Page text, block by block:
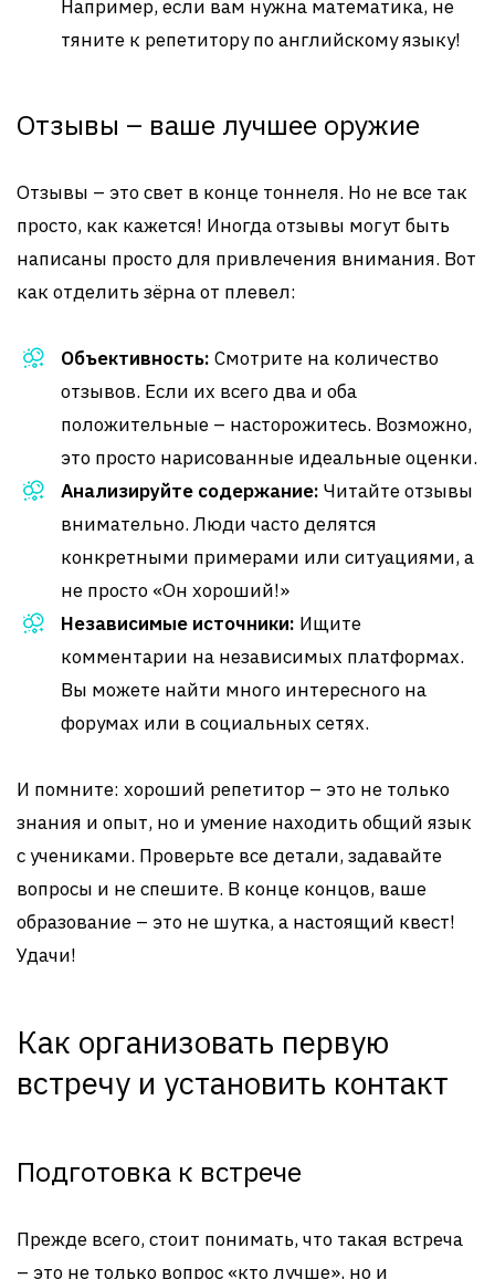
Например, если вам нужна математика, не
тяните к репетитору по английскому языку!
Отзывы – ваше лучшее оружие
Отзывы – это свет в конце тоннеля. Но не все так
просто, как кажется! Иногда отзывы могут быть
написаны просто для привлечения внимания. Вот
как отделить зёрна от плевел:
Объективность: Смотрите на количество
отзывов. Если их всего два и оба
положительные – насторожитесь. Возможно,
это просто нарисованные идеальные оценки.
Анализируйте содержание: Читайте отзывы
внимательно. Люди часто делятся
конкретными примерами или ситуациями, а
не просто «Он хороший!»
Независимые источники: Ищите
комментарии на независимых платформах.
Вы можете найти много интересного на
форумах или в социальных сетях.
И помните: хороший репетитор – это не только
знания и опыт, но и умение находить общий язык
с учениками. Проверьте все детали, задавайте
вопросы и не спешите. В конце концов, ваше
образование – это не шутка, а настоящий квест!
Удачи!
Как организовать первую
встречу и установить контакт
Подготовка к встрече
Прежде всего, стоит понимать, что такая встреча
– это не только вопрос «кто лучше», но и